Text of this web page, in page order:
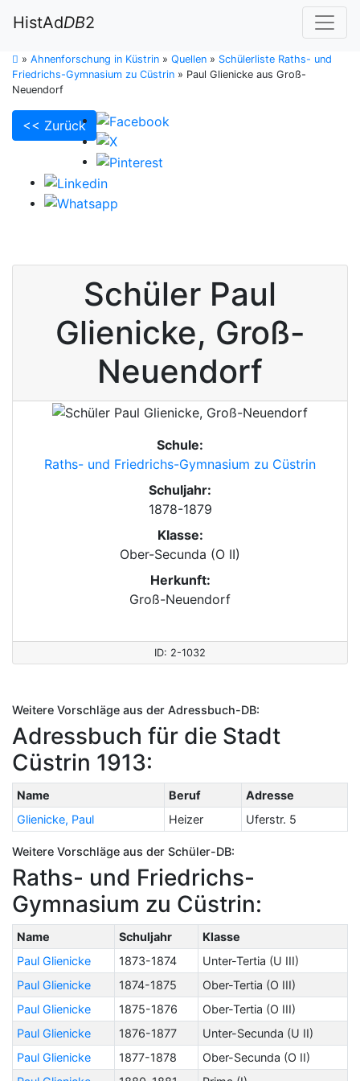
HistAdDB2
» Ahnenforschung in Küstrin » Quellen » Schülerliste Raths- und
Friedrichs-Gymnasium zu Cüstrin » Paul Glienicke aus Groß-
Neuendorf
<< Zurück
Schüler Paul
Glienicke, Groß-
Neuendorf
Schule:
Raths- und Friedrichs-Gymnasium zu Cüstrin
Schuljahr:
1878-1879
Klasse:
Ober-Secunda (O II)
Herkunft:
Groß-Neuendorf
ID: 2-1032
Weitere Vorschläge aus der Adressbuch-DB:
Adressbuch für die Stadt
Cüstrin 1913:
Name Beruf
Adresse
Glienicke, Paul
Heizer Uferstr. 5
Weitere Vorschläge aus der Schüler-DB:
Raths- und Friedrichs-
Gymnasium zu Cüstrin:
Name Schuljahr
Klasse
Paul Glienicke
1873-1874
Unter-Tertia (U III)
Paul Glienicke
1874-1875
Ober-Tertia (O III)
Paul Glienicke
1875-1876
Ober-Tertia (O III)
Paul Glienicke
1876-1877
Unter-Secunda (U II)
Paul Glienicke
1877-1878
Ober-Secunda (O II)